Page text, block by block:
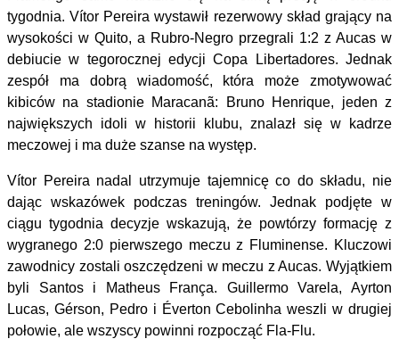
tygodnia. Vítor Pereira wystawił rezerwowy skład grający na
wysokości w Quito, a Rubro-Negro przegrali 1:2 z Aucas w
debiucie w tegorocznej edycji Copa Libertadores. Jednak
zespół ma dobrą wiadomość, która może zmotywować
kibiców na stadionie Maracanã: Bruno Henrique, jeden z
największych idoli w historii klubu, znalazł się w kadrze
meczowej i ma duże szanse na występ.
Vítor Pereira nadal utrzymuje tajemnicę co do składu, nie
dając wskazówek podczas treningów. Jednak podjęte w
ciągu tygodnia decyzje wskazują, że powtórzy formację z
wygranego 2:0 pierwszego meczu z Fluminense. Kluczowi
zawodnicy zostali oszczędzeni w meczu z Aucas. Wyjątkiem
byli Santos i Matheus França. Guillermo Varela, Ayrton
Lucas, Gérson, Pedro i Éverton Cebolinha weszli w drugiej
połowie, ale wszyscy powinni rozpocząć Fla-Flu.